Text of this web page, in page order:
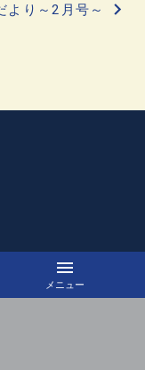
より～2月号～
メニュー